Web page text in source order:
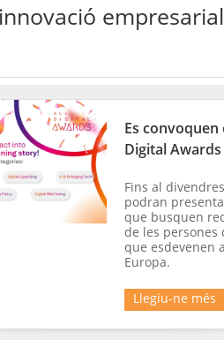
Es
Digital Awards
Fins al
podran
que busquen
de les persones
que esdevenen
Europa.
Llegiu-ne més